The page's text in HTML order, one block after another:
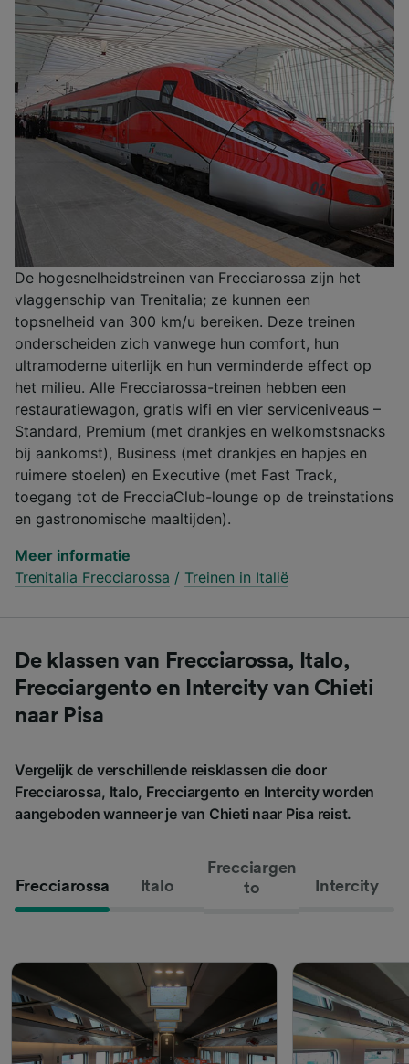
De hogesnelheidstreinen van Frecciarossa zijn het
vlaggenschip van Trenitalia; ze kunnen een
topsnelheid van 300 km/u bereiken. Deze treinen
onderscheiden zich vanwege hun comfort, hun
ultramoderne uiterlijk en hun verminderde effect op
het milieu. Alle Frecciarossa-treinen hebben een
restauratiewagon, gratis wifi en vier serviceniveaus –
Standard, Premium (met drankjes en welkomstsnacks
bij aankomst), Business (met drankjes en hapjes en
ruimere stoelen) en Executive (met Fast Track,
toegang tot de FrecciaClub-lounge op de treinstations
en gastronomische maaltijden).
Meer informatie
Trenitalia Frecciarossa / Treinen in Italië
De klassen van Frecciarossa, Italo,
Frecciargento en Intercity van Chieti
naar Pisa
Vergelijk de verschillende reisklassen die door
Frecciarossa, Italo, Frecciargento en Intercity worden
aangeboden wanneer je van Chieti naar Pisa reist.
Frecciarossa Italo
Frecciargen
to
Intercity